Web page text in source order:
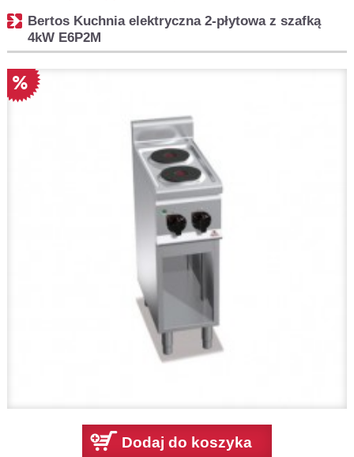
Bertos Kuchnia elektryczna 2-płytowa z szafką
4kW E6P2M
Dodaj do koszyka